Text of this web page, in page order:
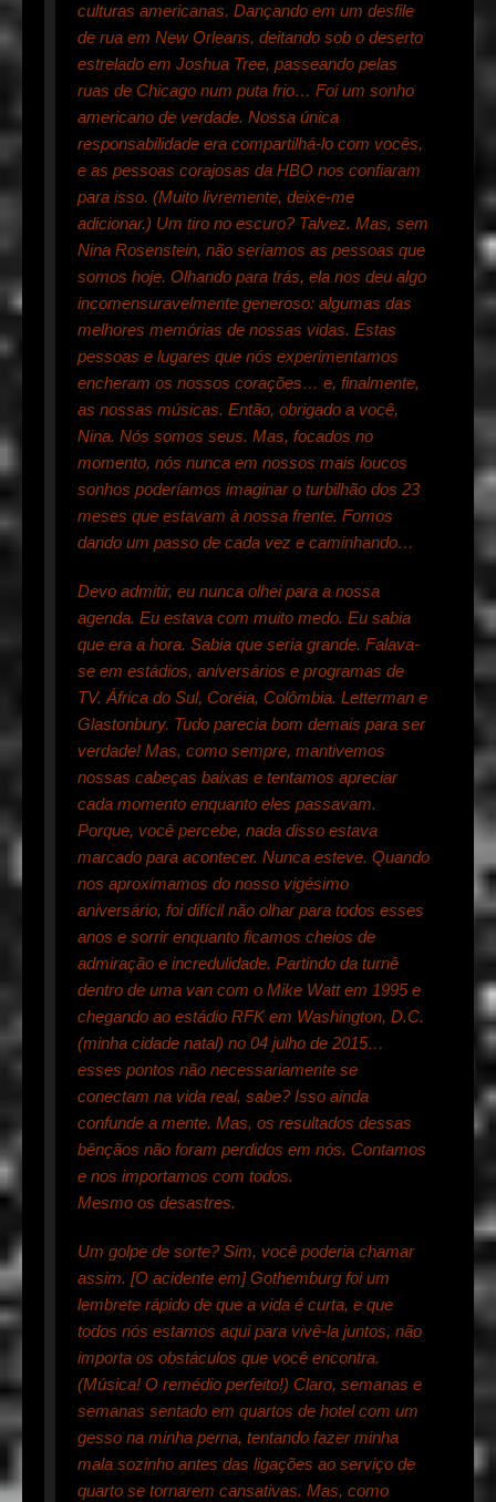
culturas americanas. Dançando em um desfile
de rua em New Orleans, deitando sob o deserto
estrelado em Joshua Tree, passeando pelas
ruas de Chicago num puta frio… Foi um sonho
americano de verdade. Nossa única
responsabilidade era compartilhá-lo com vocês,
e as pessoas corajosas da HBO nos confiaram
para isso. (Muito livremente, deixe-me
adicionar.) Um tiro no escuro? Talvez. Mas, sem
Nina Rosenstein, não seríamos as pessoas que
somos hoje. Olhando para trás, ela nos deu algo
incomensuravelmente generoso: algumas das
melhores memórias de nossas vidas. Estas
pessoas e lugares que nós experimentamos
encheram os nossos corações… e, finalmente,
as nossas músicas. Então, obrigado a você,
Nina. Nós somos seus. Mas, focados no
momento, nós nunca em nossos mais loucos
sonhos poderíamos imaginar o turbilhão dos 23
meses que estavam à nossa frente. Fomos
dando um passo de cada vez e caminhando…
Devo admitir, eu nunca olhei para a nossa
agenda. Eu estava com muito medo. Eu sabia
que era a hora. Sabia que seria grande. Falava-
se em estádios, aniversários e programas de
TV. África do Sul, Coréia, Colômbia. Letterman e
Glastonbury. Tudo parecia bom demais para ser
verdade! Mas, como sempre, mantivemos
nossas cabeças baixas e tentamos apreciar
cada momento enquanto eles passavam.
Porque, você percebe, nada disso estava
marcado para acontecer. Nunca esteve. Quando
nos aproximamos do nosso vigésimo
aniversário, foi difícil não olhar para todos esses
anos e sorrir enquanto ficamos cheios de
admiração e incredulidade. Partindo da turnê
dentro de uma van com o Mike Watt em 1995 e
chegando ao estádio RFK em Washington, D.C.
(minha cidade natal) no 04 julho de 2015…
esses pontos não necessariamente se
conectam na vida real, sabe? Isso ainda
confunde a mente. Mas, os resultados dessas
bênçãos não foram perdidos em nós. Contamos
e nos importamos com todos.
Mesmo os desastres.
Um golpe de sorte? Sim, você poderia chamar
assim. [O acidente em] Gothemburg foi um
lembrete rápido de que a vida é curta, e que
todos nós estamos aqui para vivê-la juntos, não
importa os obstáculos que você encontra.
(Música! O remédio perfeito!) Claro, semanas e
semanas sentado em quartos de hotel com um
gesso na minha perna, tentando fazer minha
mala sozinho antes das ligações ao serviço de
quarto se tornarem cansativas. Mas, como